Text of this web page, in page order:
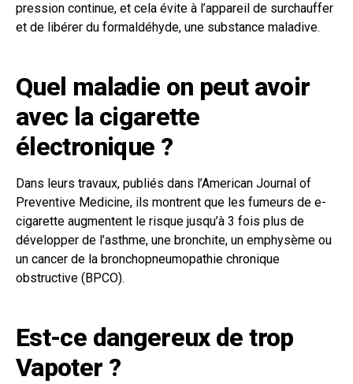
pression continue, et cela évite à l’appareil de surchauffer
et de libérer du formaldéhyde, une substance maladive.
Quel maladie on peut avoir
avec la cigarette
électronique ?
Dans leurs travaux, publiés dans l’American Journal of
Preventive Medicine, ils montrent que les fumeurs de e-
cigarette augmentent le risque jusqu’à 3 fois plus de
développer de l’asthme, une bronchite, un emphysème ou
un cancer de la bronchopneumopathie chronique
obstructive (BPCO).
Est-ce dangereux de trop
Vapoter ?